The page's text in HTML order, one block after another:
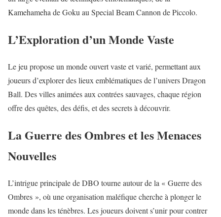
Kamehameha de Goku au Special Beam Cannon de Piccolo.
L’Exploration d’un Monde Vaste
Le jeu propose un monde ouvert vaste et varié, permettant aux
joueurs d’explorer des lieux emblématiques de l’univers Dragon
Ball. Des villes animées aux contrées sauvages, chaque région
offre des quêtes, des défis, et des secrets à découvrir.
La Guerre des Ombres et les Menaces
Nouvelles
L’intrigue principale de DBO tourne autour de la « Guerre des
Ombres », où une organisation maléfique cherche à plonger le
monde dans les ténèbres. Les joueurs doivent s’unir pour contrer